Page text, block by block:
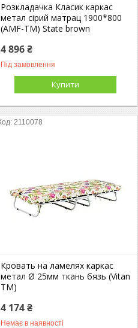
Розкладачка Класик каркас
метал сірий матрац 1900*800
(AMF-ТМ) State brown
4 896 ₴
Під замовлення
Купити
2110078
Кровать на ламелях каркас
метал Ø 25мм ткань бязь (Vitan
ТМ)
4 174 ₴
Немає в наявності